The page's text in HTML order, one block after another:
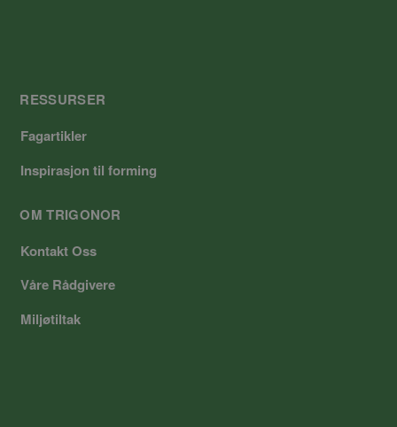
RESSURSER
Fagartikler
Inspirasjon til forming
OM TRIGONOR
Kontakt Oss
Våre Rådgivere
Miljøtiltak